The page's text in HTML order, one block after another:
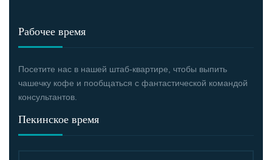
Рабочее время
Посетите нас в нашей штаб-квартире, чтобы выпить
чашечку кофе и пообщаться с фантастической командой
консультантов.
Пекинское время